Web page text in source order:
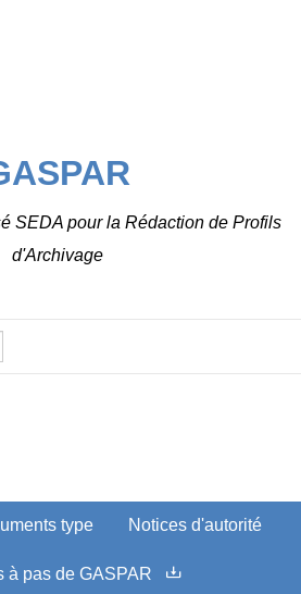
SEDA pour la Rédaction de Profils
d'Archivage
type Notices d'autorité
à pas de GASPAR